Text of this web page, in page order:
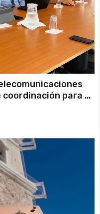
para el
Iquique